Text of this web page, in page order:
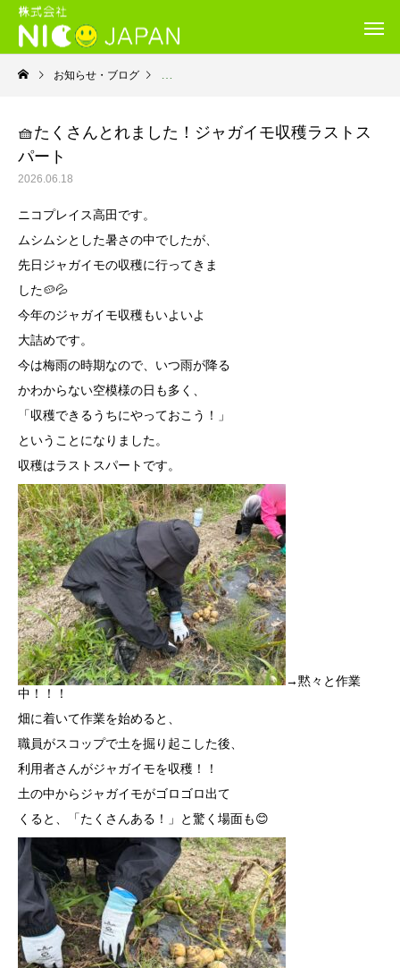
お知らせ・ブログ 就労継続支援Ｂ型・ニコプレイス
🧺たくさんとれました！ジャガイモ収穫ラストス
パート
2026.06.18
ニコプレイス高田です。
ムシムシとした暑さの中でしたが、
先日ジャガイモの収穫に行ってきま
した🥔💦
今年のジャガイモ収穫もいよいよ
大詰めです。
今は梅雨の時期なので、いつ雨が降る
かわからない空模様の日も多く、
「収穫できるうちにやっておこう！」
ということになりました。
収穫はラストスパートです。
→黙々と作業
中！！！
畑に着いて作業を始めると、
職員がスコップで土を掘り起こした後、
利用者さんがジャガイモを収穫！！
土の中からジャガイモがゴロゴロ出て
くると、「たくさんある！」と驚く場面も😊